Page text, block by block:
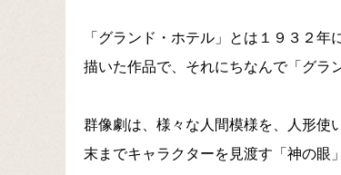
「グランド・ホテル」とは１９３２
描いた作品で、それにちなんで「グラ
群像劇は、様々な人間模様を、人形使
末までキャラクターを見渡す「神の眼